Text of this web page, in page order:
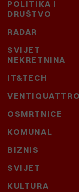
POLITIKA I
DRUŠTVO
RADAR
SVIJET
NEKRETNINA
IT&TECH
VENTIQUATTRO
OSMRTNICE
KOMUNAL
BIZNIS
SVIJET
KULTURA